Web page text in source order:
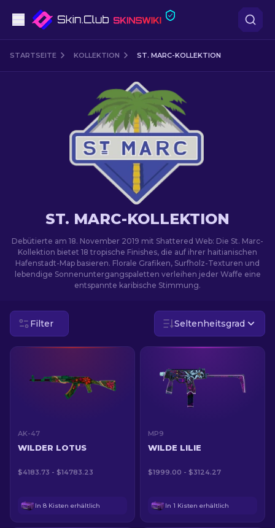
Pistolen
Scharfschützengewehr
Andere
STARTSEITE KOLLEKTION ST. MARC-KOLLEKTION
ST. MARC-KOLLEKTION
Debütierte am 18. November 2019 mit Shattered Web: Die St. Marc-
Kollektion bietet 18 tropische Finishes, die auf ihrer haitianischen
Hafenstadt-Map basieren. Florale Grafiken, Surfholz-Texturen und
lebendige Sonnenuntergangspaletten verleihen jeder Waffe eine
entspannte karibische Stimmung.
Filter Seltenheitsgrad
AK-47
WILDER LOTUS
$4183.73 - $14783.23
In 8 Kisten erhältlich
MP9
WILDE LILIE
$1999.00 - $3124.27
In 1 Kisten erhältlich